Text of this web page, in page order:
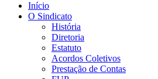
Início
O Sindicato
História
Diretoria
Estatuto
Acordos Coletivos
Prestação de Contas